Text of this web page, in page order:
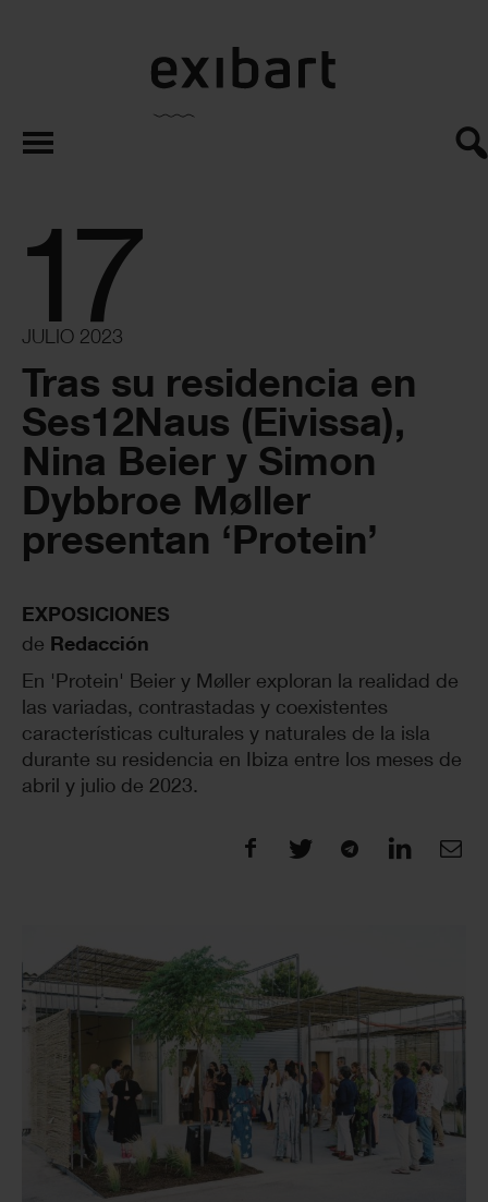
exibart.es
17
JULIO 2023
Tras su residencia en
Ses12Naus (Eivissa),
Nina Beier y Simon
Dybbroe Møller
presentan ‘Protein’
EXPOSICIONES
de Redacción
En 'Protein' Beier y Møller exploran la realidad de
las variadas, contrastadas y coexistentes
características culturales y naturales de la isla
durante su residencia en Ibiza entre los meses de
abril y julio de 2023.